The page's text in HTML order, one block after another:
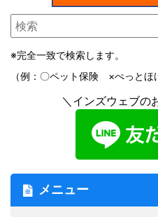
※完全一致で検索します。
（例：〇ペット保険 ×ぺっとほ
＼インズウェブの
メニュー